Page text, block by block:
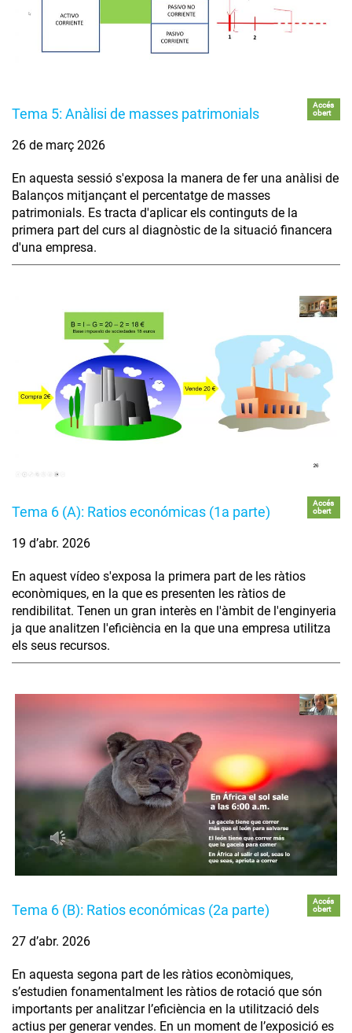
Tema 5: Anàlisi de masses patrimonials
Accés
obert
26 de març 2026
En aquesta sessió s'exposa la manera de fer una anàlisi de
Balanços mitjançant el percentatge de masses
patrimonials. Es tracta d'aplicar els continguts de la
primera part del curs al diagnòstic de la situació financera
d'una empresa.
Tema 6 (A): Ratios económicas (1a parte)
Accés
obert
19 d’abr. 2026
En aquest vídeo s'exposa la primera part de les ràtios
econòmiques, en la que es presenten les ràtios de
rendibilitat. Tenen un gran interès en l'àmbit de l'enginyeria
ja que analitzen l'eficiència en la que una empresa utilitza
els seus recursos.
Tema 6 (B): Ratios económicas (2a parte)
Accés
obert
27 d’abr. 2026
En aquesta segona part de les ràtios econòmiques,
s’estudien fonamentalment les ràtios de rotació que són
importants per analitzar l’eficiència en la utilització dels
actius per generar vendes. En un moment de l’exposició es